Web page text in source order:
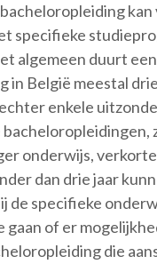
specifieke
algemeen duurt een
in België meestal
enkele
onderwijs, verkorte
dan drie jaar
de specifieke
gaan of er
die